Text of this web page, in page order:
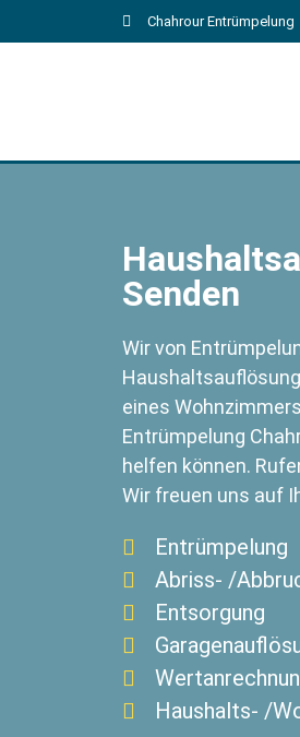
Chahrour Entrümpelung
Senden
Wir von
eines
Entrümpelung
helfen können.
Wir freuen uns auf
Entrümpelung
Abriss- /
Entsorgung
Haushalts- /